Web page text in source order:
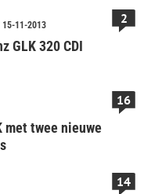
15-11-2013
GLK 320 CDI
2
met twee nieuwe
16
14